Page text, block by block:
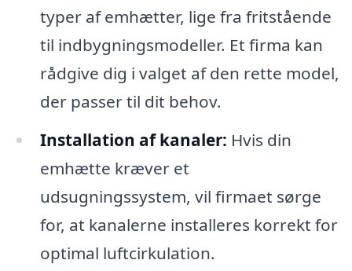
typer af emhætter, lige fra fritstående
til indbygningsmodeller. Et firma kan
rådgive dig i valget af den rette model,
der passer til dit behov.
Installation af kanaler: Hvis din
emhætte kræver et
udsugningssystem, vil firmaet sørge
for, at kanalerne installeres korrekt for
optimal luftcirkulation.